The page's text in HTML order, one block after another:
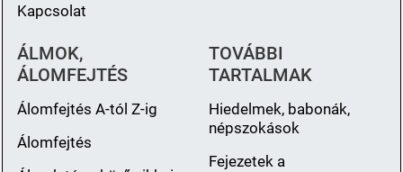
Kapcsolat
ÁLMOK,
ÁLOMFEJTÉS
Álomfejtés A-tól Z-ig
Álomfejtés
TOVÁBBI
TARTALMAK
Hiedelmek, babonák,
népszokások
Fejezetek a